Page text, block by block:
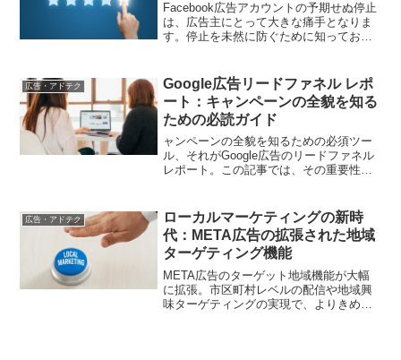
Facebook広告アカウントの予期せぬ停止
は、広告主にとって大きな痛手となりま
す。停止を未然に防ぐために知っておく
広告・アドテク
Google広告リードファネル レポ
ート：キャンペーンの全貌を知る
ための必読ガイド
ャンペーンの全貌を知るための必須ツー
ル、それがGoogle広告のリードファネル
レポート。この記事では、その重要性か
プロセスを効果的に管理する方法を指南
します。
広告・アドテク
ローカルマーケティングの新時
代：META広告の拡張された地域
ターゲティング機能
META広告のターゲット地域機能が大幅
に拡張。市区町村レベルの配信や地域興
味ターゲティングの実現で、よりきめ細